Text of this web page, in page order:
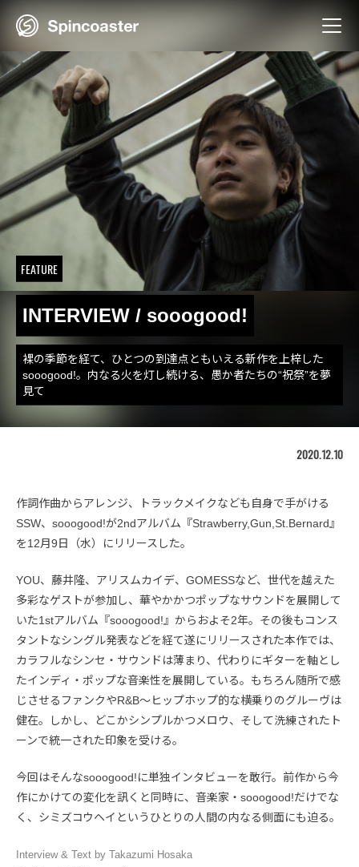
FEATURE
INTERVIEW / sooogood!
裸の季節を経て、ひとつの到達点ともいえる新作を上梓した
sooogood!。内なる火を灯し続ける、愚か者たちの“祝祭”を夢
見て
2020.12.10
作詞作曲からアレンジ、トラックメイクなども自身で手がける
SSW、sooogood!が2ndアルバム『Strawberry,Gun,St.Bernard』
を12月9日（水）にリリースした。
YOU、藤井隆、アリスムカイデ、GOMESSなど、世代を越えた
多彩なゲストが参加し、華やかかつポップなサウンドを展開して
いた1stアルバム『sooogood!』からおよそ2年。その後もコンス
タントなシングル発表などを経て遂にリリースされた本作では、
カラフルなシンセ・サウンドは薄まり、代わりにギターを軸とし
たインディ・ポップな音楽性を展開している。もちろん随所で感
じさせるファンクやR&B〜ヒップホップ的な横乗りのグルーヴは
健在。しかし、どこかシンプルかつメロウ、そして洗練されたト
ーンで統一された印象を受ける。
今回はそんなsooogood!に単独インタビューを敢行。前作から今
作にかけての変化を訊くと同時に、音楽家・sooogood!だけでな
く、シミズコウヘイというひとりの人間の内なる側面にも迫る。
Interview & Text by Takazumi Hosaka